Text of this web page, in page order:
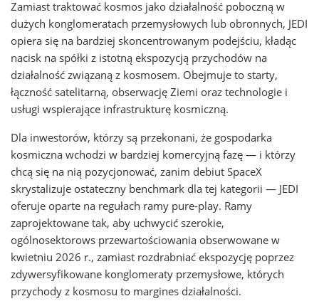
Zamiast traktować kosmos jako działalność poboczną w
dużych konglomeratach przemysłowych lub obronnych, JEDI
opiera się na bardziej skoncentrowanym podejściu, kładąc
nacisk na spółki z istotną ekspozycją przychodów na
działalność związaną z kosmosem. Obejmuje to starty,
łączność satelitarną, obserwację Ziemi oraz technologie i
usługi wspierające infrastrukturę kosmiczną.
Dla inwestorów, którzy są przekonani, że gospodarka
kosmiczna wchodzi w bardziej komercyjną fazę — i którzy
chcą się na nią pozycjonować, zanim debiut SpaceX
skrystalizuje ostateczny benchmark dla tej kategorii — JEDI
oferuje oparte na regułach ramy pure-play. Ramy
zaprojektowane tak, aby uchwycić szerokie,
ogólnosektorows przewartościowania obserwowane w
kwietniu 2026 r., zamiast rozdrabniać ekspozycję poprzez
zdywersyfikowane konglomeraty przemysłowe, których
przychody z kosmosu to margines działalności.